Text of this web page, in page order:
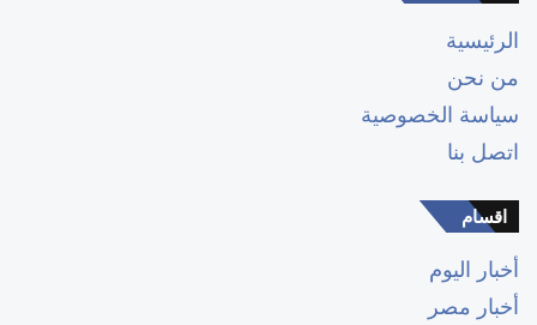
الرئيسية
من نحن
سياسة الخصوصية
اتصل بنا
اقسام
أخبار اليوم
أخبار مصر